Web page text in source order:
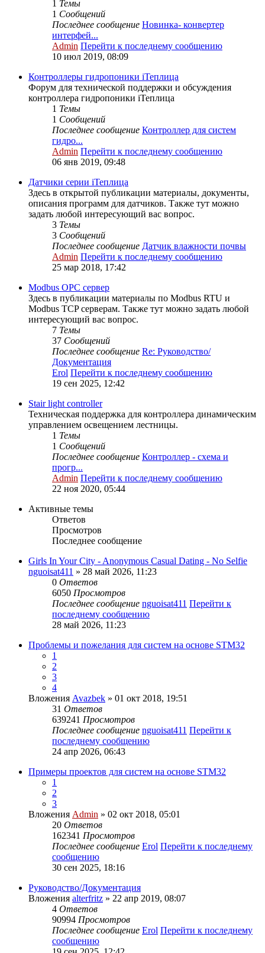
1 Темы
1 Сообщений
Последнее сообщение Новинка- конвертер
интерфей...
Admin Перейти к последнему сообщению
10 июл 2019, 08:09
Контроллеры гидропоники iТеплица
Форум для технической поддержки и обсуждения
контроллера гидропоники iТеплица
1 Темы
1 Сообщений
Последнее сообщение Контроллер для систем
гидро...
Admin Перейти к последнему сообщению
06 янв 2019, 09:48
Датчики серии iТеплица
Здесь в открытой публикации материалы, документы,
описания программ для датчиков. Также тут можно
задать любой интересующий вас вопрос.
3 Темы
3 Сообщений
Последнее сообщение Датчик влажности почвы
Admin Перейти к последнему сообщению
25 мар 2018, 17:42
Modbus OPC сервер
Здесь в публикации материалы по Modbus RTU и
Modbus TCP серверам. Также тут можно задать любой
интересующий вас вопрос.
7 Темы
37 Сообщений
Последнее сообщение Re: Руководство/
Документация
Erol Перейти к последнему сообщению
19 сен 2025, 12:42
Stair light controller
Техническая поддержка для контроллера динамическим
управлением освещением лестницы.
1 Темы
1 Сообщений
Последнее сообщение Контроллер - схема и
прогр...
Admin Перейти к последнему сообщению
22 ноя 2020, 05:44
Активные темы
Ответов
Просмотров
Последнее сообщение
Girls In Your City - Anonymous Casual Dating - No Selfie
nguoisat411 » 28 май 2026, 11:23
0 Ответов
6050 Просмотров
Последнее сообщение nguoisat411 Перейти к
последнему сообщению
28 май 2026, 11:23
Проблемы и пожелания для систем на основе STM32
1
2
3
4
Вложения Avazbek » 01 окт 2018, 19:51
31 Ответов
639241 Просмотров
Последнее сообщение nguoisat411 Перейти к
последнему сообщению
24 апр 2026, 06:43
Примеры проектов для систем на основе STM32
1
2
3
Вложения Admin » 02 окт 2018, 05:01
20 Ответов
162341 Просмотров
Последнее сообщение Erol Перейти к последнему
сообщению
30 сен 2025, 18:16
Руководство/Документация
Вложения alterfritz » 22 апр 2019, 08:07
4 Ответов
90994 Просмотров
Последнее сообщение Erol Перейти к последнему
сообщению